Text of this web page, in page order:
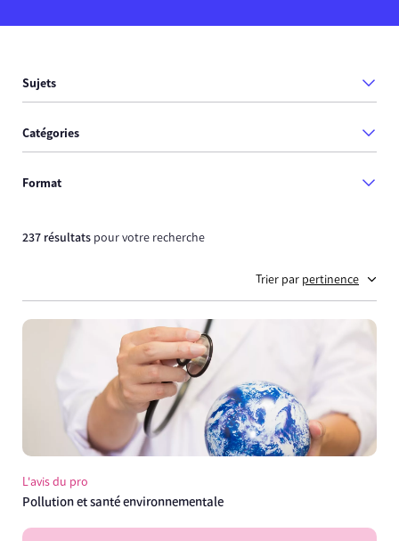
Sujets
Catégories
Format
237 résultats pour votre recherche
Trier par pertinence
L'avis du pro
Pollution et santé environnementale